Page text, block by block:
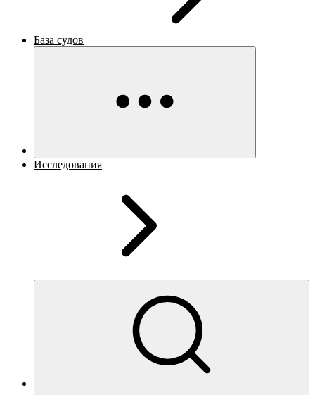
База судов
Исследования